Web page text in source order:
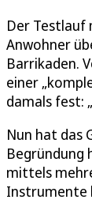
Der Testlauf
Anwohner
Barrikaden.
einer
damals fest:
Nun hat das
Begründung
mittels
Instrumente